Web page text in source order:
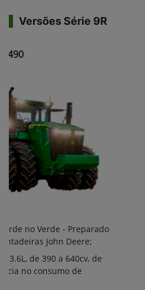
Versões Série 9R
490
no Verde - Preparado
John Deere;
de 390 a 640cv, de
no consumo de